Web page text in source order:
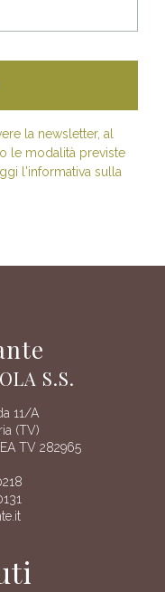
la newsletter, al
le modalità previste
l'informativa sulla
S.S.
11/A
(TV)
TV 282965